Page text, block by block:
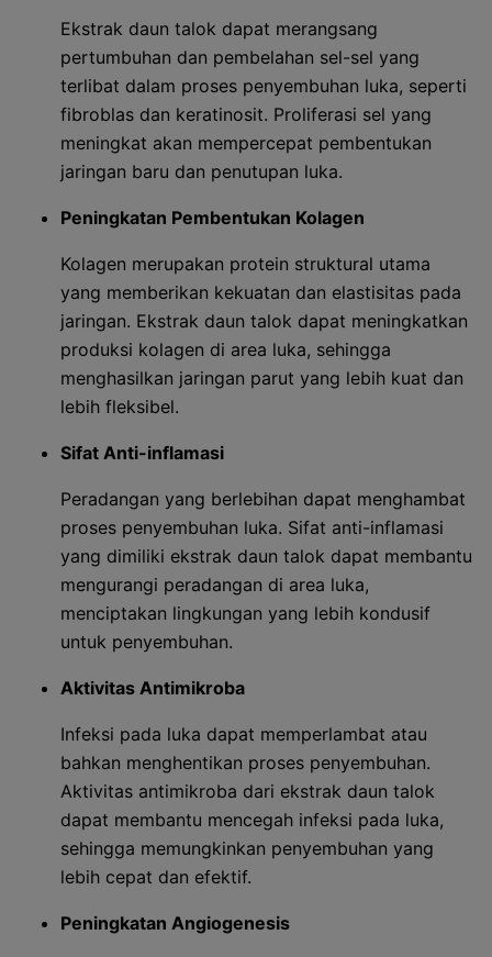
Ekstrak daun talok dapat merangsang
pertumbuhan dan pembelahan sel-sel yang
terlibat dalam proses penyembuhan luka, seperti
fibroblas dan keratinosit. Proliferasi sel yang
meningkat akan mempercepat pembentukan
jaringan baru dan penutupan luka.
Peningkatan Pembentukan Kolagen
Kolagen merupakan protein struktural utama
yang memberikan kekuatan dan elastisitas pada
jaringan. Ekstrak daun talok dapat meningkatkan
produksi kolagen di area luka, sehingga
menghasilkan jaringan parut yang lebih kuat dan
lebih fleksibel.
Sifat Anti-inflamasi
Peradangan yang berlebihan dapat menghambat
proses penyembuhan luka. Sifat anti-inflamasi
yang dimiliki ekstrak daun talok dapat membantu
mengurangi peradangan di area luka,
menciptakan lingkungan yang lebih kondusif
untuk penyembuhan.
Aktivitas Antimikroba
Infeksi pada luka dapat memperlambat atau
bahkan menghentikan proses penyembuhan.
Aktivitas antimikroba dari ekstrak daun talok
dapat membantu mencegah infeksi pada luka,
sehingga memungkinkan penyembuhan yang
lebih cepat dan efektif.
Peningkatan Angiogenesis